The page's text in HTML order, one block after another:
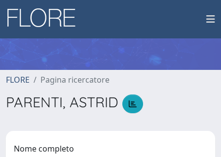
FLORE Pagina ricercatore
PARENTI, ASTRID
Nome completo